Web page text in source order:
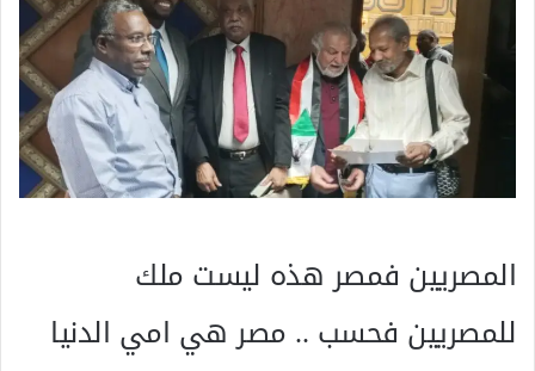
المصريين فمصر هذه ليست ملك
للمصريين فحسب .. مصر هي امي الدنيا